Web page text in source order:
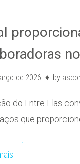
de 2026 by
do Entre Elas
que